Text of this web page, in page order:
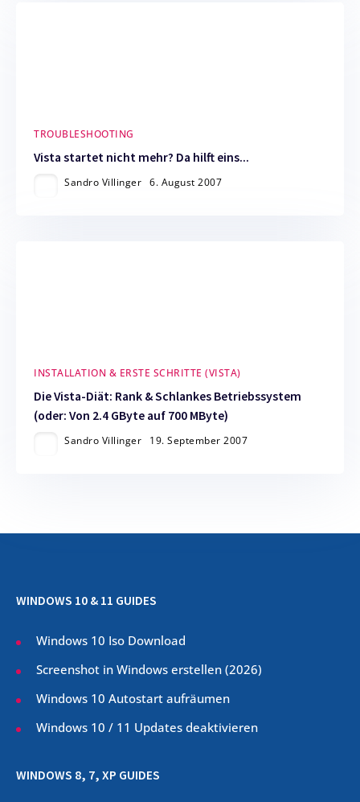
TROUBLESHOOTING
Vista startet nicht mehr? Da hilft eins...
Sandro Villinger 6. August 2007
INSTALLATION & ERSTE SCHRITTE (VISTA)
Die Vista-Diät: Rank & Schlankes Betriebssystem
(oder: Von 2.4 GByte auf 700 MByte)
Sandro Villinger 19. September 2007
WINDOWS 10 & 11 GUIDES
Windows 10 Iso Download
Screenshot in Windows erstellen (2026)
Windows 10 Autostart aufräumen
Windows 10 / 11 Updates deaktivieren
WINDOWS 8, 7, XP GUIDES